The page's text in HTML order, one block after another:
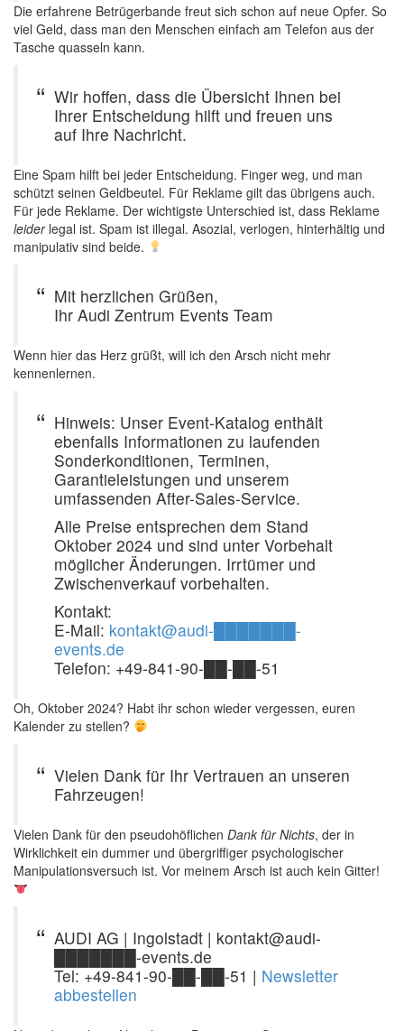
Die erfahrene Betrügerbande freut sich schon auf neue Opfer. So
viel Geld, dass man den Menschen einfach am Telefon aus der
Tasche quasseln kann.
Wir hoffen, dass die Übersicht Ihnen bei
Ihrer Entscheidung hilft und freuen uns
auf Ihre Nachricht.
Eine Spam hilft bei jeder Entscheidung. Finger weg, und man
schützt seinen Geldbeutel. Für Reklame gilt das übrigens auch.
Für jede Reklame. Der wichtigste Unterschied ist, dass Reklame
leiderlegal ist. Spam ist illegal. Asozial, verlogen, hinterhältig und
manipulativ sind beide.
Mit herzlichen Grüßen,
Ihr Audi Zentrum Events Team
Wenn hier das Herz grüßt, will ich den Arsch nicht mehr
kennenlernen.
Hinweis: Unser Event-Katalog enthält
ebenfalls Informationen zu laufenden
Sonderkonditionen, Terminen,
Garantieleistungen und unserem
umfassenden After-Sales-Service.
Alle Preise entsprechen dem Stand
Oktober 2024 und sind unter Vorbehalt
möglicher Änderungen. Irrtümer und
Zwischenverkauf vorbehalten.
Kontakt:
E-Mail: kontakt@audi-███████-
events.de
Telefon: +49-841-90-██-██-51
Oh, Oktober 2024? Habt ihr schon wieder vergessen, euren
Kalender zu stellen?
Vielen Dank für Ihr Vertrauen an unseren
Fahrzeugen!
Vielen Dank für den pseudohöflichen Dank für Nichts, der in
Wirklichkeit ein dummer und übergriffiger psychologischer
Manipulationsversuch ist. Vor meinem Arsch ist auch kein Gitter!
AUDI AG | Ingolstadt | kontakt@audi-
███████-events.de
Tel: +49-841-90-██-██-51 | Newsletter
abbestellen